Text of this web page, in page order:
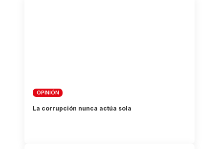
OPINIÓN
La corrupción nunca actúa sola